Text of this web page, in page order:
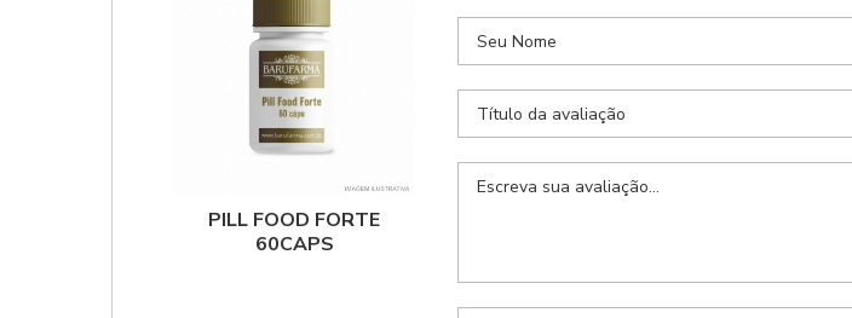
PILL FOOD FORTE
60CAPS